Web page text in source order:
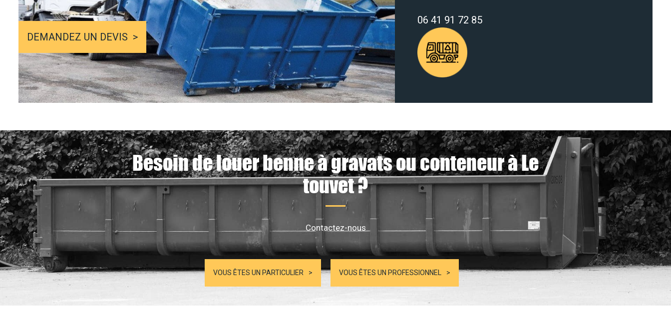
DEMANDEZ UN DEVIS
06 41 91 72 85
Besoin de louer benne à gravats ou conteneur à Le
touvet ?
Contactez-nous
VOUS ÊTES UN PARTICULIER VOUS ÊTES UN PROFESSIONNEL